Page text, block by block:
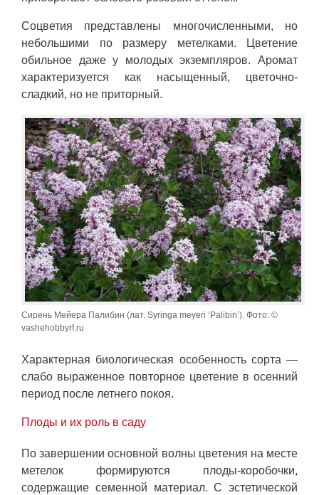
Соцветия представлены многочисленными, но
небольшими по размеру метелками. Цветение
обильное даже у молодых экземпляров. Аромат
характеризуется как насыщенный, цветочно-
сладкий, но не приторный.
Сирень Мейера Палибин (лат. Syringa meyeri ‘Palibin’). Фото: ©
vashehobbyrf.ru
Характерная биологическая особенность сорта —
слабо выраженное повторное цветение в осенний
период после летнего покоя.
Плоды и их роль в саду
По завершении основной волны цветения на месте
метелок формируются плоды-коробочки,
содержащие семенной материал. С эстетической